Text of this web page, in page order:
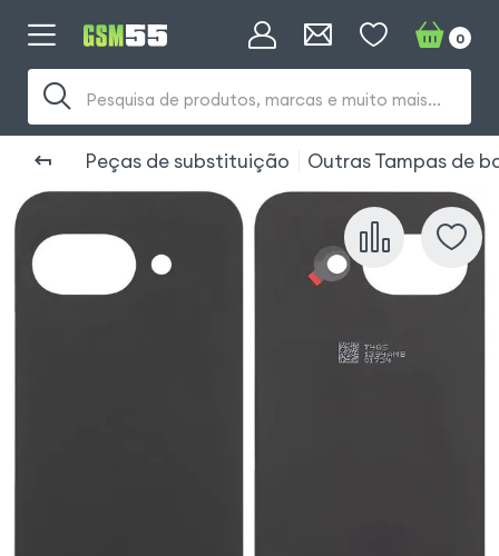
Pesquisa de produtos, marcas e muito mais...
0
Peças de substituição Outras Tampas de